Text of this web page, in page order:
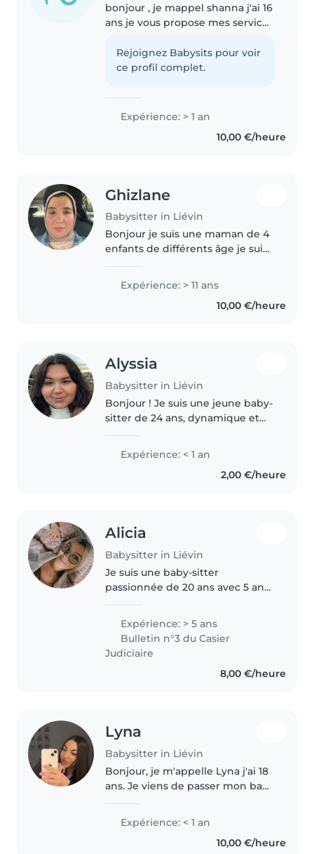
bonjour , je mappel shanna j'ai 16
ans je vous propose mes services
petit frère de 2 ans avec le quel
je passe mon temps a jouer ,
Rejoignez Babysits pour voir
ce profil complet.
Expérience: > 1 an
10,00 €/heure
Ghizlane
Babysitter in Liévin
Bonjour je suis une maman de 4
enfants de différents âge je suis
l’expérience avec les bébé et les
enfants aussi ,je sais prendre
soin des bébés et faire..
Expérience: > 11 ans
10,00 €/heure
Alyssia
Babysitter in Liévin
Bonjour ! Je suis une jeune baby-
sitter de 24 ans, dynamique et
pas encore d'expérience
professionnelle, j'ai de
l'expérience avec les enfants de
Expérience: < 1 an
2,00 €/heure
Alicia
Babysitter in Liévin
Je suis une baby-sitter
passionnée de 20 ans avec 5 ans
enfants de tous âges. Titulaire
d'un BAFA, d'une certification
PSC1 et SST, je suis prête à..
Expérience: > 5 ans
Bulletin n°3 du Casier
Judiciaire
8,00 €/heure
Lyna
Babysitter in Liévin
Bonjour, je m'appelle Lyna j'ai 18
ans. Je viens de passer mon bac,
job étudiant cet été car je
souhaite rentrer en école
d'infirmière en septembre...
Expérience: < 1 an
10,00 €/heure